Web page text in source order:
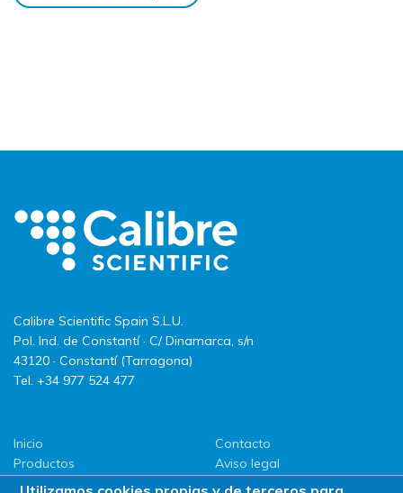
Calibre Scientific Spain S.L.U.
Pol. Ind. de Constantí · C/ Dinamarca, s/n
43120 · Constantí (Tarragona)
Tel. +34 977 524 477
Inicio
Productos
LLG
Contacto
Aviso legal
Política de privacidad